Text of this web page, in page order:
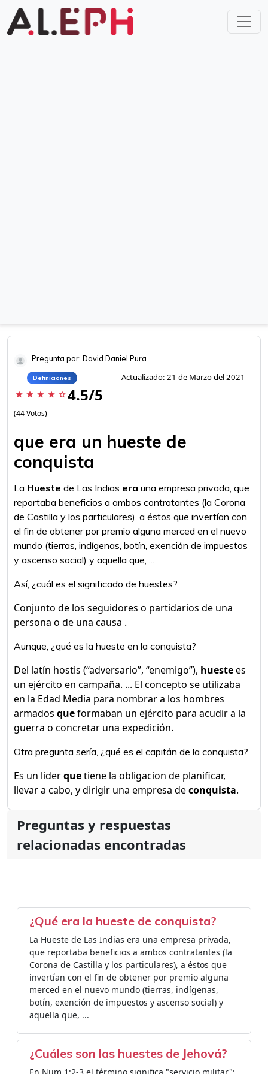
Pregunta por: David Daniel Pura
Definiciones Actualizado: 21 de Marzo del 2021
star star star star star_border 4.5/5
(44 Votos)
que era un hueste de
conquista
La Hueste de Las Indias era una empresa privada, que
reportaba beneficios a ambos contratantes (la Corona
de Castilla y los particulares), a éstos que invertían con
el fin de obtener por premio alguna merced en el nuevo
mundo (tierras, indígenas, botín, exención de impuestos
y ascenso social) y aquella que, ...
Así, ¿cuál es el significado de huestes?
Conjunto de los seguidores o partidarios de una
persona o de una causa .
Aunque, ¿qué es la hueste en la conquista?
Del latín hostis (“adversario”, “enemigo”), huestees
un ejército en campaña. ... El concepto se utilizaba
en la Edad Media para nombrar a los hombres
armados queformaban un ejército para acudir a la
guerra o concretar una expedición.
Otra pregunta sería, ¿qué es el capitán de la conquista?
Es un liderquetiene la obligacion de planificar,
llevar a cabo, y dirigir una empresa deconquista.
Preguntas y respuestas
relacionadas encontradas
¿Qué era la hueste de conquista?
La Hueste de Las Indias era una empresa privada,
que reportaba beneficios a ambos contratantes (la
Corona de Castilla y los particulares), a éstos que
invertían con el fin de obtener por premio alguna
merced en el nuevo mundo (tierras, indígenas,
botín, exención de impuestos y ascenso social) y
aquella que, ...
¿Cuáles son las huestes de Jehová?